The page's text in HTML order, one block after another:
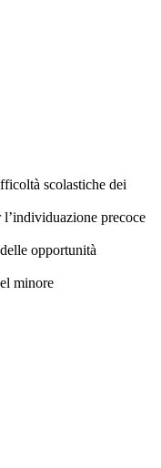
scolastiche dei
precoce
opportunità
minore